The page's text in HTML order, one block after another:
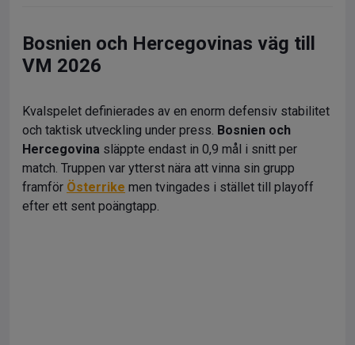
Bosnien och Hercegovinas väg till
VM 2026
Kvalspelet definierades av en enorm defensiv stabilitet
och taktisk utveckling under press. Bosnien och
Hercegovina släppte endast in 0,9 mål i snitt per
match. Truppen var ytterst nära att vinna sin grupp
framför Österrike men tvingades i stället till playoff
efter ett sent poängtapp.